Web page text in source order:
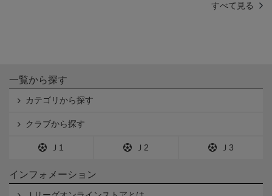
すべて見る
一覧から探す
カテゴリから探す
クラブから探す
Ｊ1 Ｊ2 Ｊ3
インフォメーション